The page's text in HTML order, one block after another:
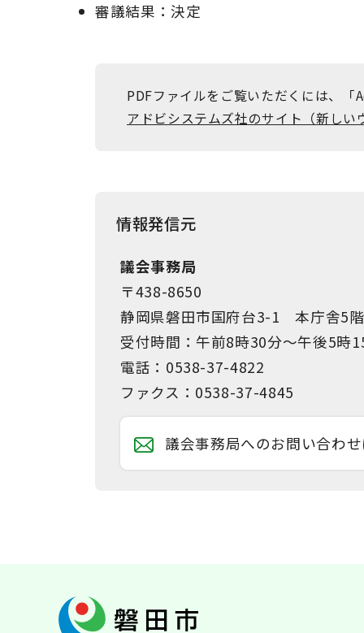
審議結果：決定
PDFファイルをご覧いただくには、
アドビシステムズ社のサイト（新しい
情報発信元
議会事務局
〒438-8650
静岡県磐田市国府台3-1 本庁舎5階
受付時間：午前8時30分～午後5時
電話：0538-37-4822
ファクス：0538-37-4845
議会事務局へのお問い合わ